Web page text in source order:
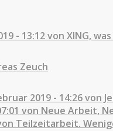
- 13:12 von XING,
Zeuch
2019 - 14:26 von
von Neue Arbeit,
von Teilzeitarbeit.